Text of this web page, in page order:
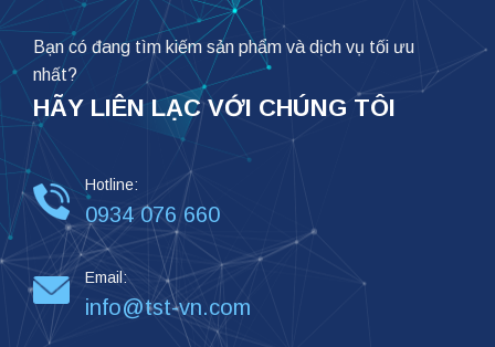
Bạn có đang tìm kiếm sản phẩm và dịch vụ tối ưu
nhất?
HÃY LIÊN LẠC VỚI CHÚNG TÔI
Hotline:
0934 076 660
Email:
info@tst-vn.com